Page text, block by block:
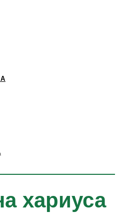
хариуса